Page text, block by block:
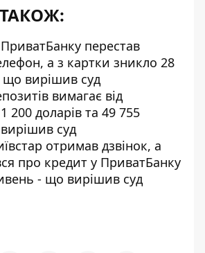
перестав
а з картки зникло 28
що вирішив суд
вимагає від
200 доларів та 49 755
суд
отримав дзвінок, а
про кредит у ПриватБанку
- що вирішив суд